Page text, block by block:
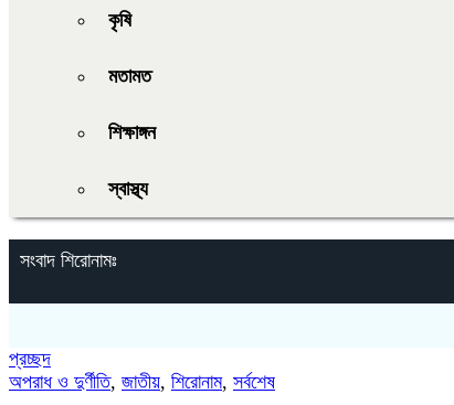
কৃষি
মতামত
শিক্ষাঙ্গন
স্বাস্থ্য
সংবাদ শিরোনামঃ
প্রচ্ছদ
অপরাধ ও দুর্ণীতি, জাতীয়, শিরোনাম, সর্বশেষ